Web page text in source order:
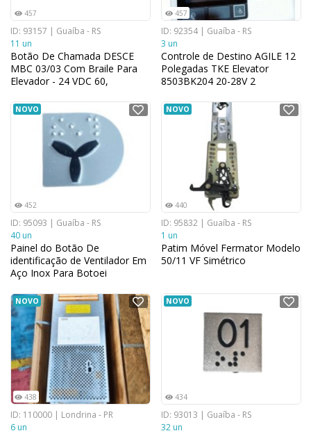
457
ID: 93157 | Guaíba - RS
11 un
Botão De Chamada DESCE
MBC 03/03 Com Braile Para
Elevador - 24 VDC 60,
457
ID: 92354 | Guaíba - RS
3 un
Controle de Destino AGILE 12
Polegadas TKE Elevator
8503BK204 20-28V 2
NOVO
452
ID: 95093 | Guaíba - RS
40 un
Painel do Botão De
identificação de Ventilador Em
Aço Inox Para Botoei
NOVO
440
ID: 95832 | Guaíba - RS
1 un
Patim Móvel Fermator Modelo
50/11 VF Simétrico
NOVO
438
ID: 110000 | Londrina - PR
6 un
NOVO
434
ID: 93013 | Guaíba - RS
32 un